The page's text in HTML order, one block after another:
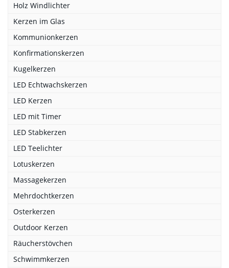
Holz Windlichter
Kerzen im Glas
Kommunionkerzen
Konfirmationskerzen
Kugelkerzen
LED Echtwachskerzen
LED Kerzen
LED mit Timer
LED Stabkerzen
LED Teelichter
Lotuskerzen
Massagekerzen
Mehrdochtkerzen
Osterkerzen
Outdoor Kerzen
Räucherstövchen
Schwimmkerzen